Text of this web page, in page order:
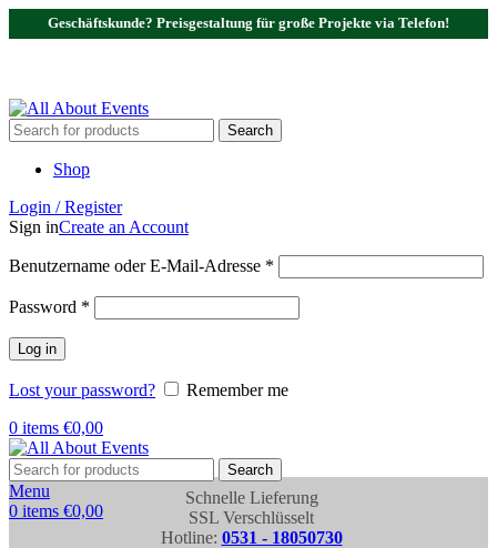
Geschäftskunde? Preisgestaltung für große Projekte via Telefon!
Search
Shop
Login / Register
Sign inCreate an Account
Benutzername oder E-Mail-Adresse *
Password *
Log in
Lost your password?
Remember me
0 items €0,00
Search
Menu
0 items €0,00
Schnelle Lieferung
SSL Verschlüsselt
Hotline: 0531 - 18050730